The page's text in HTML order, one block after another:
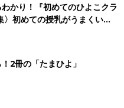
かり！『初めてのひよこクラ
〉初めての授乳がうまくい
基本と夏のトラブル 解決テ
2冊の「たまひよ」